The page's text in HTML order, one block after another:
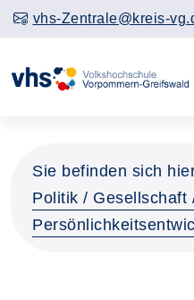
vhs-Zentrale@kreis-
Sie befinden sich
Politik / Gesellschaft